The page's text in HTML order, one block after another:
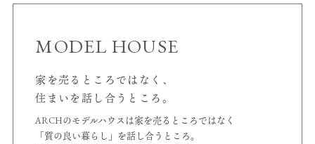
MODEL HOUSE
家を売るところではなく、
住まいを話し合うところ。
ARCHのモデルハウスは家を売るところではなく
「質の良い暮らし」を話し合うところ。